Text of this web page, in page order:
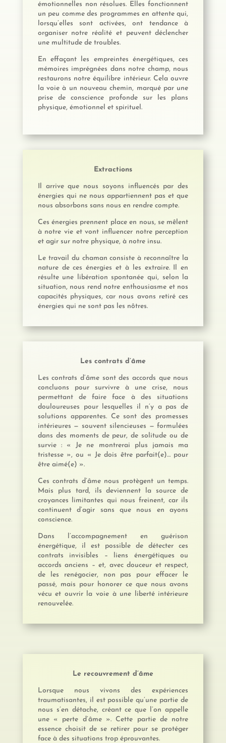
émotionnelles non résolues. Elles fonctionnent
un peu comme des programmes en attente qui,
lorsqu’elles sont activées, ont tendance à
organiser notre réalité et peuvent déclencher
une multitude de troubles.
En effaçant les empreintes énergétiques, ces
mémoires imprégnées dans notre champ, nous
restaurons notre équilibre intérieur. Cela ouvre
la voie à un nouveau chemin, marqué par une
prise de conscience profonde sur les plans
physique, émotionnel et spirituel.
Extractions
Il arrive que nous soyons influencés par des
énergies qui ne nous appartiennent pas et que
nous absorbons sans nous en rendre compte.
Ces énergies prennent place en nous, se mêlent
à notre vie et vont influencer notre perception
et agir sur notre physique, à notre insu.
Le travail du chaman consiste à reconnaître la
nature de ces énergies et à les extraire. Il en
résulte une libération spontanée qui, selon la
situation, nous rend notre enthousiasme et nos
capacités physiques, car nous avons retiré ces
énergies qui ne sont pas les nôtres.
Les contrats d’âme
Les contrats d’âme sont des accords que nous
concluons pour survivre à une crise, nous
permettant de faire face à des situations
douloureuses pour lesquelles il n’y a pas de
solutions apparentes. Ce sont des promesses
intérieures — souvent silencieuses — formulées
dans des moments de peur, de solitude ou de
survie : « Je ne montrerai plus jamais ma
tristesse », ou « Je dois être parfait(e)… pour
être aimé(e) ».
Ces contrats d’âme nous protègent un temps.
Mais plus tard, ils deviennent la source de
croyances limitantes qui nous freinent, car ils
continuent d’agir sans que nous en ayons
conscience.
Dans l’accompagnement en guérison
énergétique, il est possible de détecter ces
contrats invisibles – liens énergétiques ou
accords anciens – et, avec douceur et respect,
de les renégocier, non pas pour effacer le
passé, mais pour honorer ce que nous avons
vécu et ouvrir la voie à une liberté intérieure
renouvelée.
Le recouvrement d’âme
Lorsque nous vivons des expériences
traumatisantes, il est possible qu’une partie de
nous s’en détache, créant ce que l’on appelle
une « perte d’âme ». Cette partie de notre
essence choisit de se retirer pour se protéger
face à des situations trop éprouvantes.